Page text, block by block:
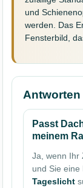
und
werden. Das
Fensterbild,
Passt
meinem
Ja, wenn Ihr
und Sie eine
Tageslicht